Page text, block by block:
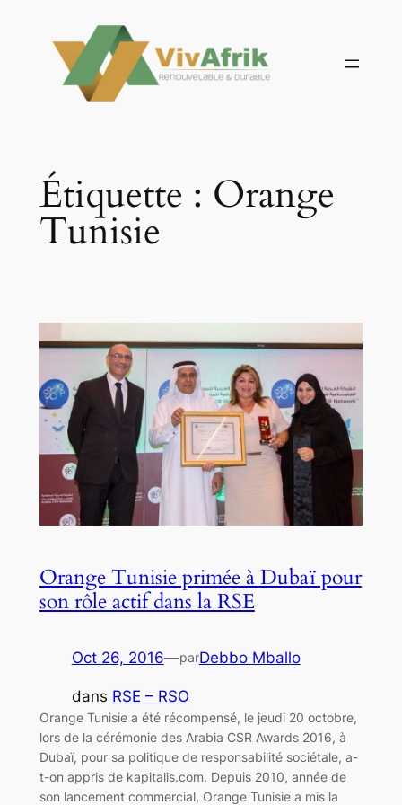
contenu
Étiquette : Orange
Tunisie
Orange Tunisie primée à Dubaï pour
son rôle actif dans la RSE
Oct 26, 2016—parDebbo Mballo
dans RSE – RSO
Orange Tunisie a été récompensé, le jeudi 20 octobre,
lors de la cérémonie des Arabia CSR Awards 2016, à
Dubaï, pour sa politique de responsabilité sociétale, a-
t-on appris de kapitalis.com. Depuis 2010, année de
son lancement commercial, Orange Tunisie a mis la